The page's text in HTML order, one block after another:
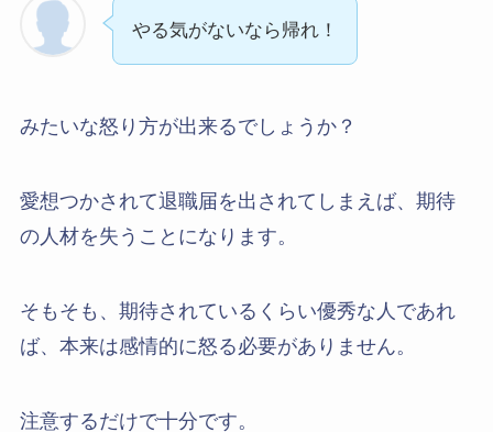
やる気がないなら帰れ！
みたいな怒り方が出来るでしょうか？
愛想つかされて退職届を出されてしまえば、期待
の人材を失うことになります。
そもそも、期待されているくらい優秀な人であれ
ば、本来は感情的に怒る必要がありません。
注意するだけで十分です。